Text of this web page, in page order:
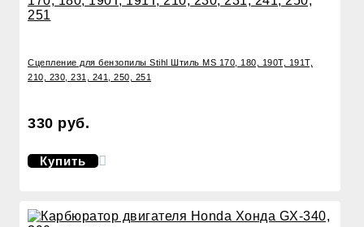
Сцепление для бензопилы Stihl Штиль MS 170, 180, 190T, 191T,
210, 230, 231, 241, 250, 251
330 руб.
Купить